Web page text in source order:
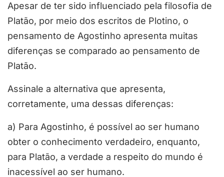
Apesar de ter sido influenciado pela filosofia de
Platão, por meio dos escritos de Plotino, o
pensamento de Agostinho apresenta muitas
diferenças se comparado ao pensamento de
Platão.
Assinale a alternativa que apresenta,
corretamente, uma dessas diferenças:
a) Para Agostinho, é possível ao ser humano
obter o conhecimento verdadeiro, enquanto,
para Platão, a verdade a respeito do mundo é
inacessível ao ser humano.